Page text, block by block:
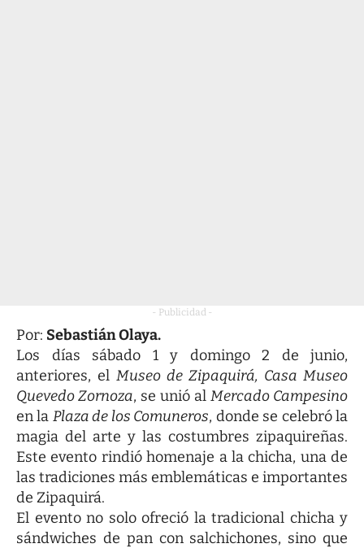
- Publicidad -
Por: Sebastián Olaya.
Los días sábado 1 y domingo 2 de junio,
anteriores, el Museo de Zipaquirá, Casa Museo
Quevedo Zornoza, se unió al Mercado Campesino
en la Plaza de los Comuneros, donde se celebró la
magia del arte y las costumbres zipaquireñas.
Este evento rindió homenaje a la chicha, una de
las tradiciones más emblemáticas e importantes
de Zipaquirá.
El evento no solo ofreció la tradicional chicha y
sándwiches de pan con salchichones, sino que